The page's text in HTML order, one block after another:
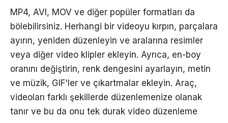
MP4, AVI, MOV ve diğer popüler formatları da
bölebilirsiniz. Herhangi bir videoyu kırpın, parçalara
ayırın, yeniden düzenleyin ve aralarına resimler
veya diğer video klipler ekleyin. Ayrıca, en-boy
oranını değiştirin, renk dengesini ayarlayın, metin
ve müzik, GIF'ler ve çıkartmalar ekleyin. Araç,
videoları farklı şekillerde düzenlemenize olanak
tanır ve bu da onu tek durak video düzenleme